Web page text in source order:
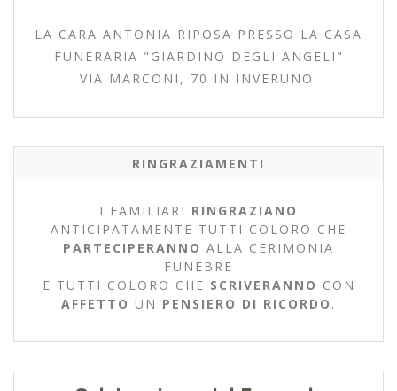
LA CARA ANTONIA RIPOSA PRESSO LA CASA
FUNERARIA "GIARDINO DEGLI ANGELI"
VIA MARCONI, 70 IN INVERUNO.
RINGRAZIAMENTI
I FAMILIARI RINGRAZIANO
ANTICIPATAMENTE TUTTI COLORO CHE
PARTECIPERANNO ALLA CERIMONIA
FUNEBRE
E TUTTI COLORO CHE SCRIVERANNO CON
AFFETTO UN PENSIERO DI RICORDO .